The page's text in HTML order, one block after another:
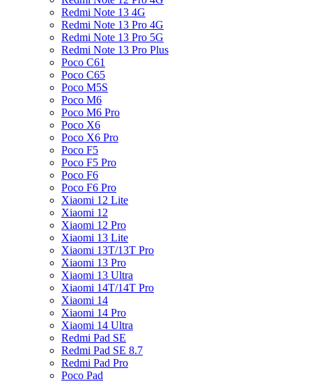
Redmi Note 13 4G
Redmi Note 13 Pro 4G
Redmi Note 13 Pro 5G
Redmi Note 13 Pro Plus
Poco C61
Poco C65
Poco M5S
Poco M6
Poco M6 Pro
Poco X6
Poco X6 Pro
Poco F5
Poco F5 Pro
Poco F6
Poco F6 Pro
Xiaomi 12 Lite
Xiaomi 12
Xiaomi 12 Pro
Xiaomi 13 Lite
Xiaomi 13T/13T Pro
Xiaomi 13 Pro
Xiaomi 13 Ultra
Xiaomi 14T/14T Pro
Xiaomi 14
Xiaomi 14 Pro
Xiaomi 14 Ultra
Redmi Pad SE
Redmi Pad SE 8.7
Redmi Pad Pro
Poco Pad